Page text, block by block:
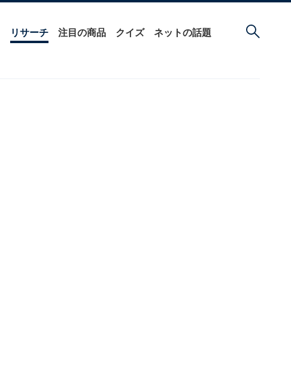
リサーチ 注目の商品 クイズ ネットの話題